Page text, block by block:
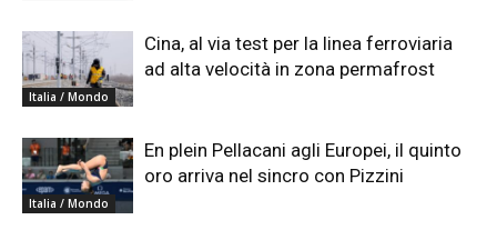
Italia / Mondo
Cina, al via test per la linea ferroviaria
ad alta velocità in zona permafrost
Italia / Mondo
En plein Pellacani agli Europei, il quinto
oro arriva nel sincro con Pizzini